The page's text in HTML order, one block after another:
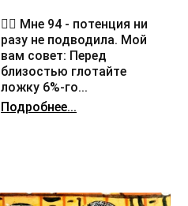
❤️‍🔥 Мне 94 - потенция ни
разу не подводила. Мой
вам совет: Перед
близостью глотайте
ложку 6%-го...
Подробнее...